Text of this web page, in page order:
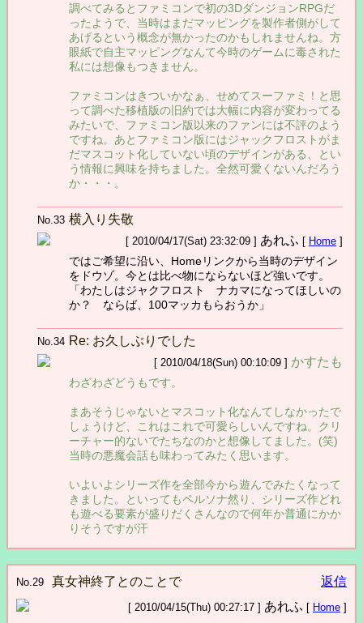
調べてみるとファミコンで初の3DダンジョンRPGだ
ったようで、当時はまだマッピングを製作者側がして
あげるという概念が無かったのかもしれませんね。方
眼紙で自主マッピングなんて今時のゲームに毒された
私には想像もつきません。
ファミコンはきついかなぁ、せめてスーファミ！と思
って調べた移植版の旧約では大幅に内容が変わってる
みたいで、ファミコン版以来のファンには不評のよう
ですね。あとファミコン版にはジャックフロストがま
だマスコット化していない頃のデザインがある、とい
う情報に興味を持ちました。全然可愛くないんだろう
か・・・。
No.33 横入り失敬
[ 2010/04/17(Sat) 23:32:09 ] あれふ [ Home ]
ではご希望に沿い、Homeリンクから当時のデザイン
をドウゾ。今とは比べ物にならないほど強いです。
「わたしはジャクフロスト ナカマになってほしいの
か？ ならば、100マッカもらおうか」
No.34 Re: お久しぶりでした
[ 2010/04/18(Sun) 00:10:09 ] かすたも
わざわざどうもです。
まあそうじゃないとマスコット化なんてしなかったで
しょうけど、これはこれで可愛らしいんですね。クリ
ーチャー的ないでたちなのかと想像してました。(笑)
当時の悪魔会話も味わってみたく思います。
いよいよシリーズ作を全部今から遊んでみたくなって
きました。といってもペルソナ然り、シリーズ作どれ
も遊べる要素が盛りだくさんなので何年か普通にかか
りそうですが汗
No.29 真女神終了とのことで 返信
[ 2010/04/15(Thu) 00:27:17 ] あれふ [ Home ]